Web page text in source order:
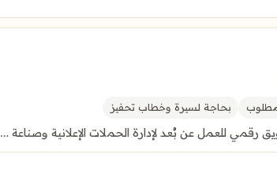
بحاجة لسيرة وخطاب تحفيز
للعمل عن بُعد لإدارة الحملات الإعلانية وصناعة …